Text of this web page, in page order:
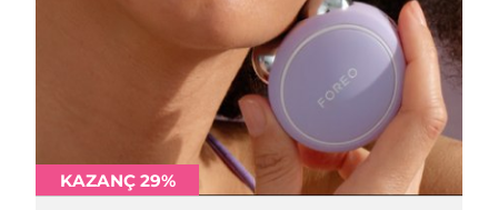
KAZANÇ 29%
Tahmini teslim tarihi 8/14/26